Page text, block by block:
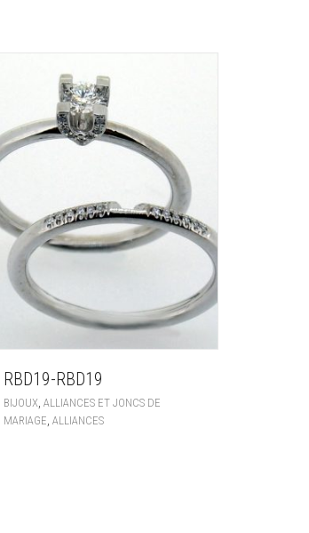
RBD19-RBD19
BIJOUX ALLIANCES ET JONCS DE
MARIAGE ALLIANCES